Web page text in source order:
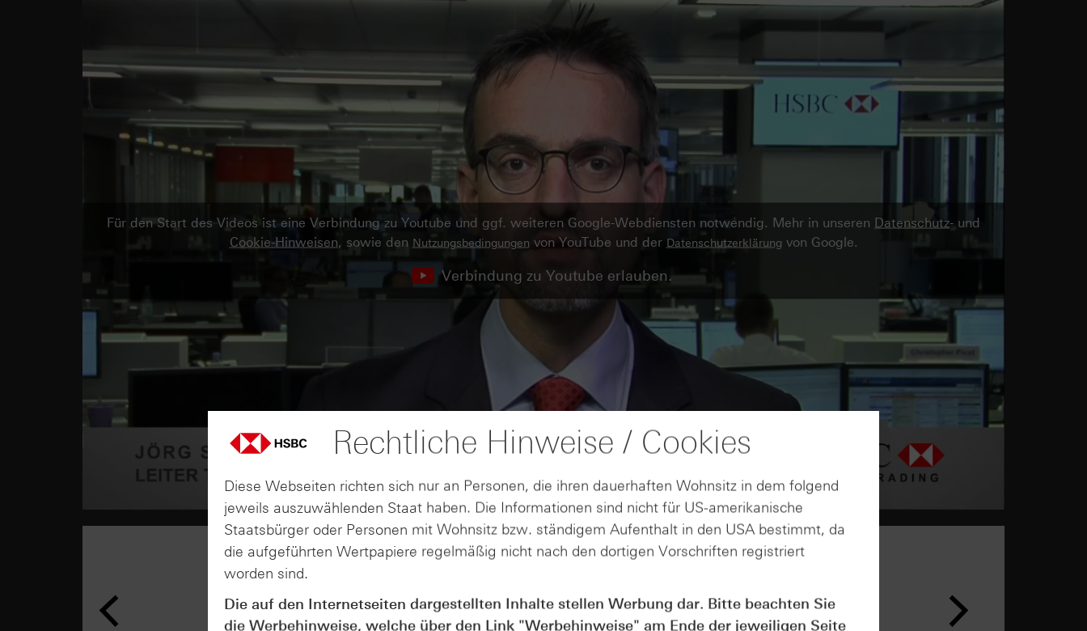
Für den Start des Videos ist eine Verbindung zu Youtube und ggf. weiteren Google-Webdiensten notwendig. Mehr in unseren Datenschutz- und
Cookie-Hinweisen, sowie den Nutzungsbedingungen von YouTube und der Datenschutzerklärung von Google.
Verbindung zu Youtube erlauben.
Rekordlaune? - ntv Zertifikate
07.08.26
Rechtliche Hinweise / Cookies
Diese Webseiten richten sich nur an Personen, die ihren dauerhaften Wohnsitz in dem folgend
jeweils auszuwählenden Staat haben. Die Informationen sind nicht für US-amerikanische
Staatsbürger oder Personen mit Wohnsitz bzw. ständigem Aufenthalt in den USA bestimmt, da
die aufgeführten Wertpapiere regelmäßig nicht nach den dortigen Vorschriften registriert
worden sind.
Die auf den Internetseiten dargestellten Inhalte stellen Werbung dar. Bitte beachten Sie
die Werbehinweise, welche über den Link "Werbehinweise" am Ende der jeweiligen Seite